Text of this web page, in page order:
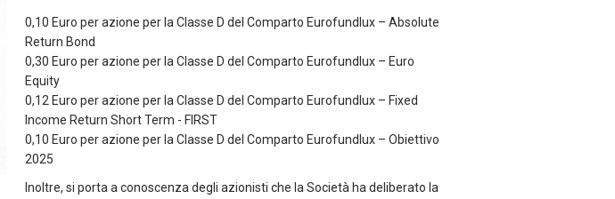
0,10 Euro per azione per la Classe D del Comparto Eurofundlux – Absolute
Return Bond
0,30 Euro per azione per la Classe D del Comparto Eurofundlux – Euro
Equity
0,12 Euro per azione per la Classe D del Comparto Eurofundlux – Fixed
Income Return Short Term - FIRST
0,10 Euro per azione per la Classe D del Comparto Eurofundlux – Obiettivo
2025
Inoltre, si porta a conoscenza degli azionisti che la Società ha deliberato la